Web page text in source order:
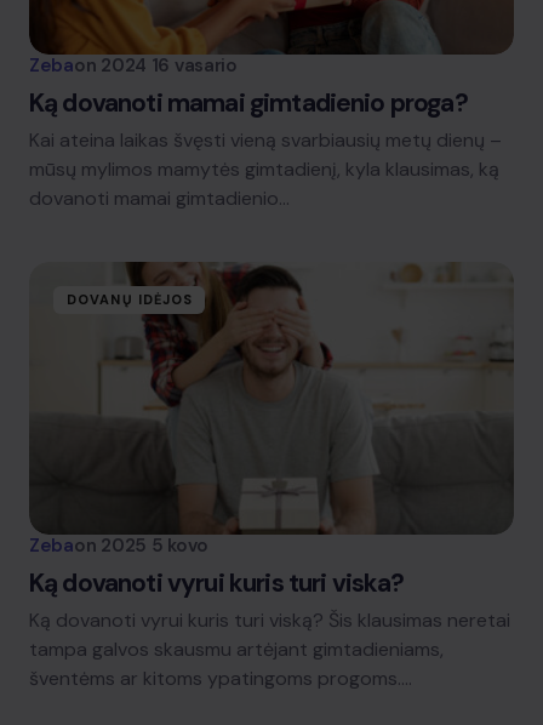
Zebaon 2024 16 vasario
Ką dovanoti mamai gimtadienio proga?
Kai ateina laikas švęsti vieną svarbiausių metų dienų –
mūsų mylimos mamytės gimtadienį, kyla klausimas, ką
dovanoti mamai gimtadienio…
DOVANŲ IDĖJOS
Zebaon 2025 5 kovo
Ką dovanoti vyrui kuris turi viska?
Ką dovanoti vyrui kuris turi viską? Šis klausimas neretai
tampa galvos skausmu artėjant gimtadieniams,
šventėms ar kitoms ypatingoms progoms.…